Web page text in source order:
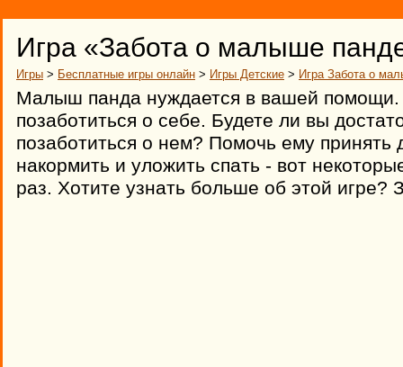
Игра «Забота о малыше
Игры > Бесплатные игры онлайн > Игры Детские > Игра Забота о
Малыш панда нуждается в вашей
позаботиться о себе. Будете ли вы
позаботиться о нем? Помочь ему принять
накормить и уложить спать - вот
раз. Хотите узнать больше об этой игре?